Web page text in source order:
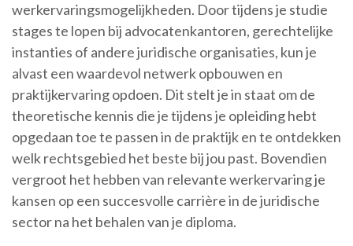
werkervaringsmogelijkheden. Door tijdens je studie
stages te lopen bij advocatenkantoren, gerechtelijke
instanties of andere juridische organisaties, kun je
alvast een waardevol netwerk opbouwen en
praktijkervaring opdoen. Dit stelt je in staat om de
theoretische kennis die je tijdens je opleiding hebt
opgedaan toe te passen in de praktijk en te ontdekken
welk rechtsgebied het beste bij jou past. Bovendien
vergroot het hebben van relevante werkervaring je
kansen op een succesvolle carrière in de juridische
sector na het behalen van je diploma.